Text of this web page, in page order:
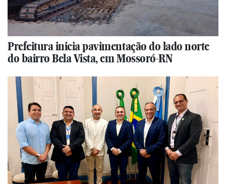
Prefeitura inicia pavimentação do lado norte
do bairro Bela Vista, em Mossoró-RN